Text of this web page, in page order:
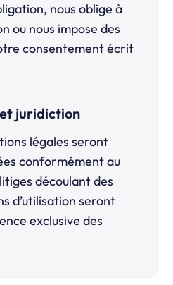
nous oblige à
ou nous impose des
consentement écrit
juridiction
légales seront
conformément au
découlant des
d’utilisation seront
exclusive des